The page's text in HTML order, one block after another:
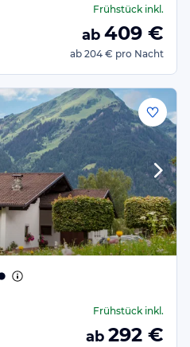
Frühstückinkl.
ab 409 €
ab 204 € pro Nacht
Frühstückinkl.
ab 292 €